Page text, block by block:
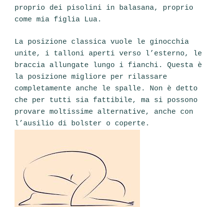
proprio dei pisolini in balasana, proprio
come mia figlia Lua.
La posizione classica vuole le ginocchia
unite, i talloni aperti verso l’esterno, le
braccia allungate lungo i fianchi. Questa è
la posizione migliore per rilassare
completamente anche le spalle. Non è detto
che per tutti sia fattibile, ma si possono
provare moltissime alternative, anche con
l’ausilio di bolster o coperte.